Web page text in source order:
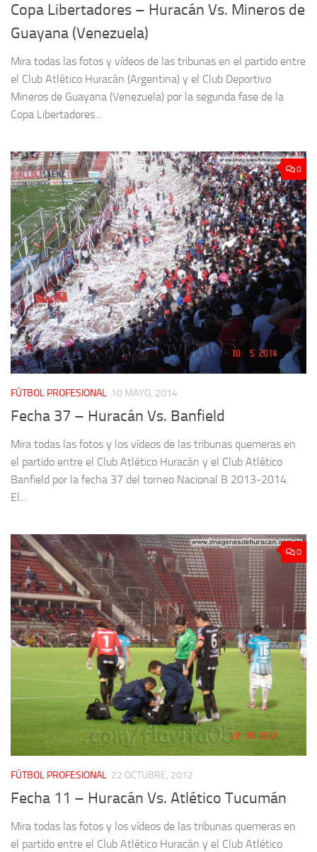
Copa Libertadores – Huracán Vs. Mineros de
Guayana (Venezuela)
Mira todas las fotos y vídeos de las tribunas en el partido entre
el Club Atlético Huracán (Argentina) y el Club Deportivo
Mineros de Guayana (Venezuela) por la segunda fase de la
Copa Libertadores...
0
FÚTBOL PROFESIONAL 10 MAYO, 2014
Fecha 37 – Huracán Vs. Banfield
Mira todas las fotos y los vídeos de las tribunas quemeras en
el partido entre el Club Atlético Huracán y el Club Atlético
Banfield por la fecha 37 del torneo Nacional B 2013-2014.
El...
0
FÚTBOL PROFESIONAL 22 OCTUBRE, 2012
Fecha 11 – Huracán Vs. Atlético Tucumán
Mira todas las fotos y los vídeos de las tribunas quemeras en
el partido entre el Club Atlético Huracán y el Club Atlético